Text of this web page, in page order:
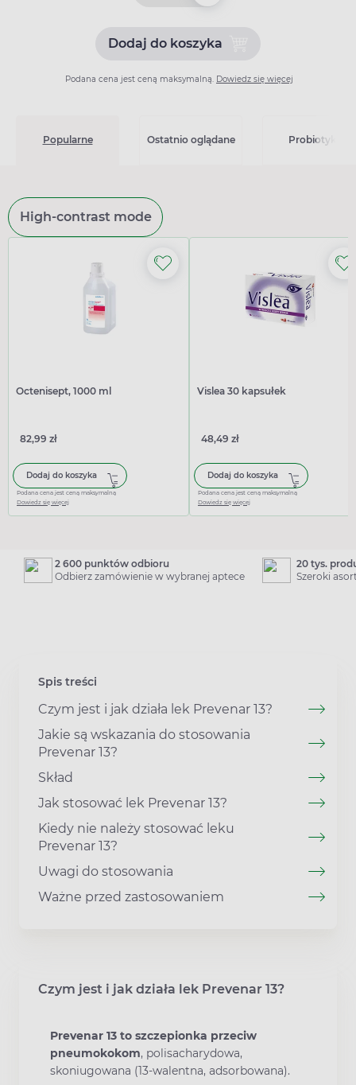
Dodaj do koszykaDodaj do koszyka
Podana cena jest ceną maksymalną. Dowiedz się więcej
Popularne Ostatnio oglądane Probiotyki
High-contrast mode
Octenisept, 1000 ml
82,99 zł
Dodaj do koszyka
Podana cena jest ceną maksymalną
Dowiedz się więcej
Vislea 30 kapsułek
48,49 zł
Dodaj do koszyka
Podana cena jest ceną maksymalną
Dowiedz się więcej
2 600 punktów odbioru
Odbierz zamówienie w wybranej aptece
20 tys.
Szeroki
Spis treści
Czym jest i jak działa lek Prevenar 13?
Jakie są wskazania do stosowania
Prevenar 13?
Skład
Jak stosować lek Prevenar 13?
Kiedy nie należy stosować leku
Prevenar 13?
Uwagi do stosowania
Ważne przed zastosowaniem
Czym jest i jak działa lek Prevenar 13?
Prevenar 13 to szczepionka przeciw
pneumokokom, polisacharydowa,
skoniugowana (13-walentna, adsorbowana).